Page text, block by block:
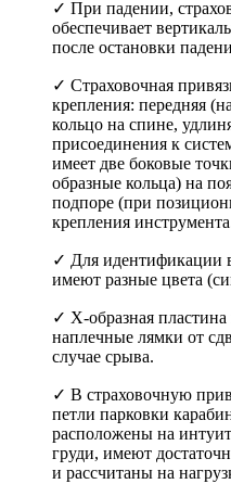
✓ При падении,
обеспечивает
после остановки
✓ Страховочная
крепления: передняя
кольцо на спине,
присоединения к
имеет две боковые
образные кольца) на
подпоре (при
крепления
✓ Для идентификации
имеют разные цвета
✓ X-образная
наплечные лямки от
случае срыва.
✓ В страховочную
петли парковки
расположены на
груди, имеют
и рассчитаны на